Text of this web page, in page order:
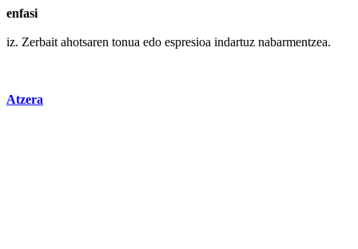
enfasi
iz. Zerbait ahotsaren tonua edo espresioa indartuz nabarmentzea.
Atzera